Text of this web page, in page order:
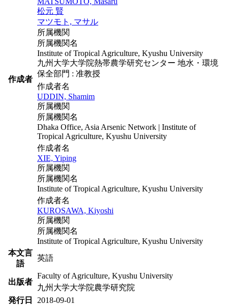
作成者
松元 賢
マツモト, マサル
所属機関
所属機関名
Institute of Tropical Agriculture, Kyushu University
九州大学大学院熱帯農学研究センター 地水・環境
保全部門 : 准教授
作成者名
UDDIN, Shamim
所属機関
所属機関名
Dhaka Office, Asia Arsenic Network | Institute of
Tropical Agriculture, Kyushu University
作成者名
XIE, Yiping
所属機関
所属機関名
Institute of Tropical Agriculture, Kyushu University
作成者名
KUROSAWA, Kiyoshi
所属機関
所属機関名
Institute of Tropical Agriculture, Kyushu University
本文言
語
英語
出版者
Faculty of Agriculture, Kyushu University
九州大学大学院農学研究院
発行日
2018-09-01